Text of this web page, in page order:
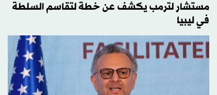
مستشار لترمب يكشف عن خطة لتقاسم السلطة
في ليبيا